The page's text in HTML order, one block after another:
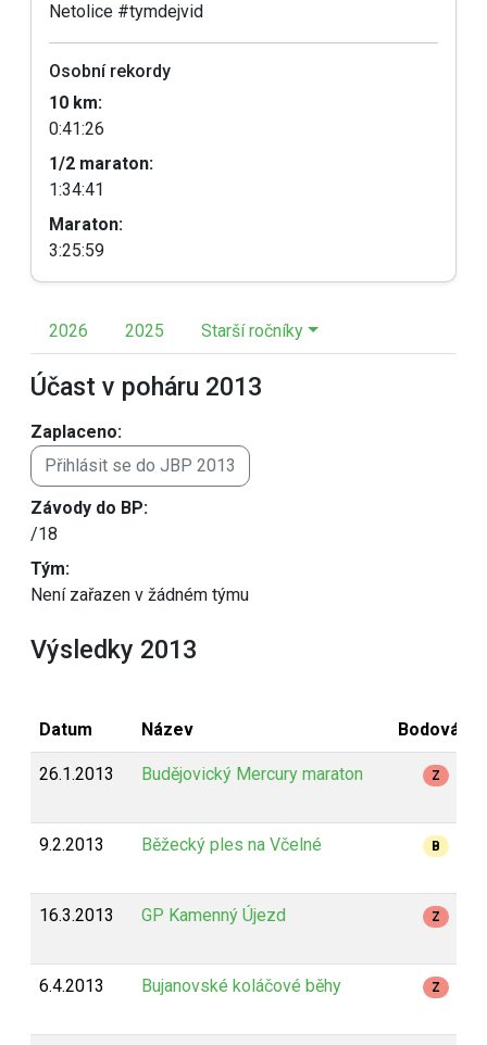
Netolice #tymdejvid
Osobní rekordy
10 km:
0:41:26
1/2 maraton:
1:34:41
Maraton:
3:25:59
2026 2025 Starší ročníky
Účast v poháru 2013
Zaplaceno:
Přihlásit se do JBP 2013
Závody do BP:
/18
Tým:
Není zařazen v žádném týmu
Výsledky 2013
Datum Název Bodování
26.1.2013 Budějovický Mercury maraton Z
9.2.2013 Běžecký ples na Včelné B
16.3.2013 GP Kamenný Újezd Z
6.4.2013 Bujanovské koláčové běhy Z